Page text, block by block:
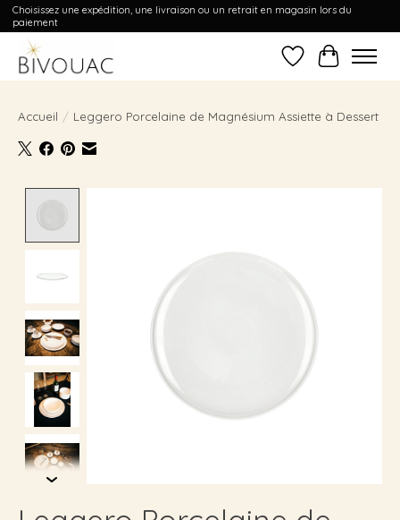
Choisissez une expédition, une livraison ou un retrait en magasin lors du
paiement
Liste dePanier
Accueil / Leggero Porcelaine de Magnésium Assiette à Dessert